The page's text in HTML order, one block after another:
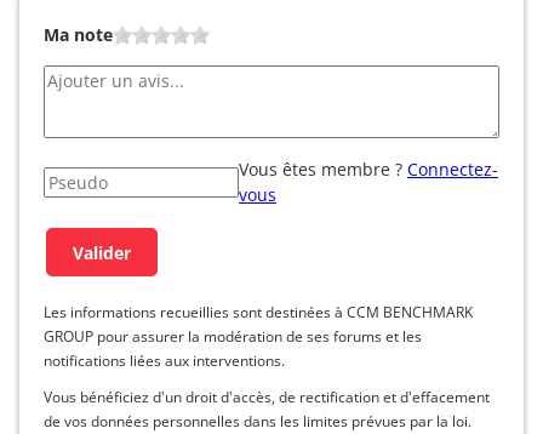
Ma note
Vous êtes membre ? Connectez-
vous
Les informations recueillies sont destinées à CCM BENCHMARK
GROUP pour assurer la modération de ses forums et les
notifications liées aux interventions.
Vous bénéficiez d'un droit d'accès, de rectification et d'effacement
de vos données personnelles dans les limites prévues par la loi.